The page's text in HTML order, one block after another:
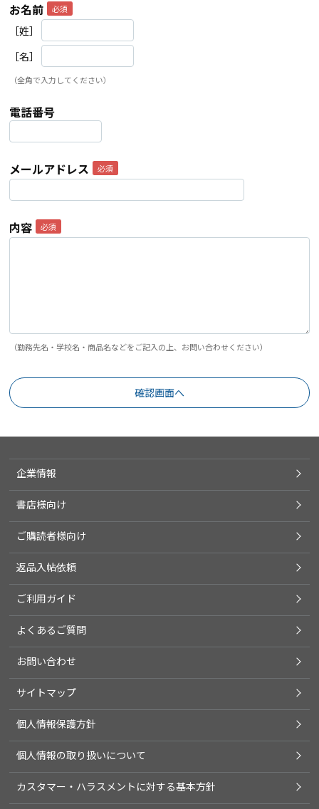
お名前
［姓］
［名］
（全角で入力してください）
電話番号
メールアドレス
内容
（勤務先名・学校名・商品名などをご記入の上、お問い合わせください）
企業情報
書店様向け
ご購読者様向け
返品入帖依頼
ご利用ガイド
よくあるご質問
お問い合わせ
サイトマップ
個人情報保護方針
個人情報の取り扱いについて
カスタマー・ハラスメントに対する基本方針